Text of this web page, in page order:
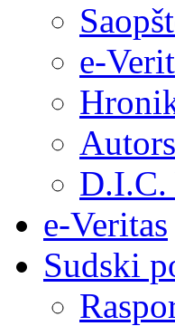
e-
D.I.C.
e-Veritas
Sudski